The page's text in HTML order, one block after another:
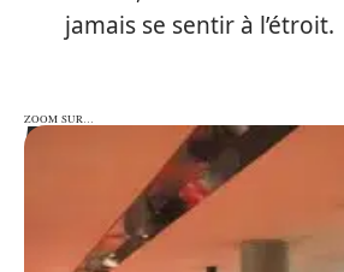
jamais se sentir à l’étroit.
ZOOM
ZOOM SUR…